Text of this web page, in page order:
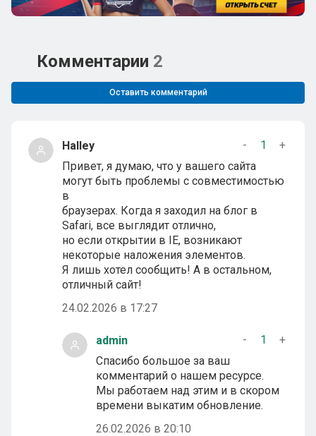
Комментарии 2
Оставить комментарий
Halley - 1
+
Привет, я думаю, что у вашего сайта
могут быть проблемы с совместимостью
в
браузерах. Когда я заходил на блог в
Safari, все выглядит отлично,
но если открытии в IE, возникают
некоторые наложения элементов.
Я лишь хотел сообщить! А в остальном,
отличный сайт!
24.02.2026 в 17:27
admin - 1
+
Спасибо большое за ваш
комментарий о нашем ресурсе.
Мы работаем над этим и в скором
времени выкатим обновление.
26.02.2026 в 20:10